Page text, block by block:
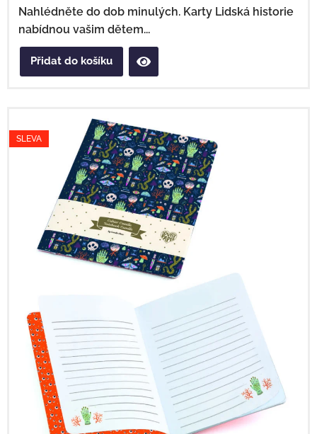
Nahlédněte do dob minulých. Karty Lidská historie
nabídnou vašim dětem...
Přidat do košíku
SLEVA